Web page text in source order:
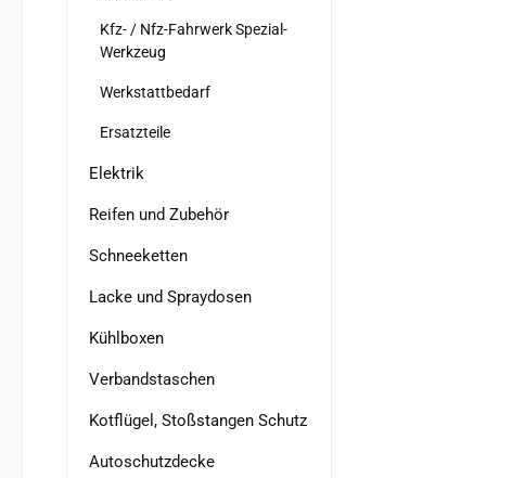
Kfz- / Nfz-Fahrwerk Spezial-
Werkzeug
Werkstattbedarf
Ersatzteile
Elektrik
Reifen und Zubehör
Schneeketten
Lacke und Spraydosen
Kühlboxen
Verbandstaschen
Kotflügel, Stoßstangen Schutz
Autoschutzdecke